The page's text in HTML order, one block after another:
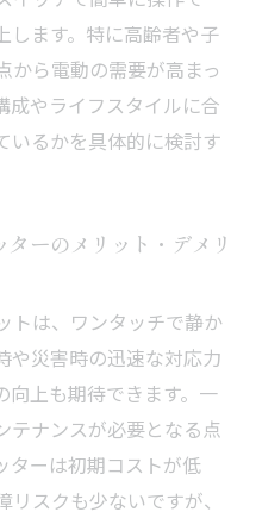
します。特に高齢者や子
から電動の需要が高まっ
成やライフスタイルに合
いるかを具体的に検討す
ーのメリット・デメリ
トは、ワンタッチで静か
や災害時の迅速な対応力
向上も期待できます。一
テナンスが必要となる点
ターは初期コストが低
スクも少ないですが、